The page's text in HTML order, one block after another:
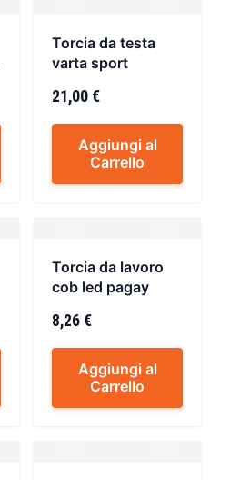
Torcia da testa
varta sport
21,00 €
Aggiungi al
Carrello
Torcia da lavoro
cob led pagay
8,26 €
Aggiungi al
Carrello